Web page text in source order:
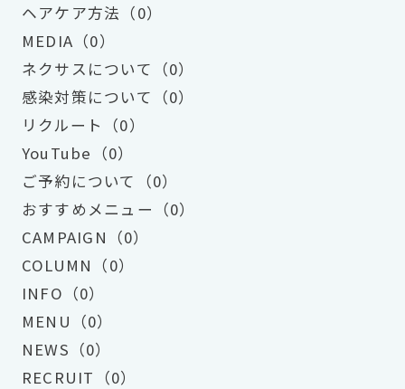
ヘアケア方法（0）
MEDIA（0）
ネクサスについて（0）
感染対策について（0）
リクルート（0）
YouTube（0）
ご予約について（0）
おすすめメニュー（0）
CAMPAIGN（0）
COLUMN（0）
INFO（0）
MENU（0）
NEWS（0）
RECRUIT（0）